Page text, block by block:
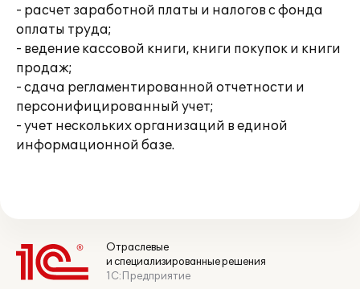
- расчет заработной платы и налогов с фонда
оплаты труда;
- ведение кассовой книги, книги покупок и книги
продаж;
- сдача регламентированной отчетности и
персонифицированный учет;
- учет нескольких организаций в единой
информационной базе.
Отраслевые
и специализированные решения
1С:Предприятие